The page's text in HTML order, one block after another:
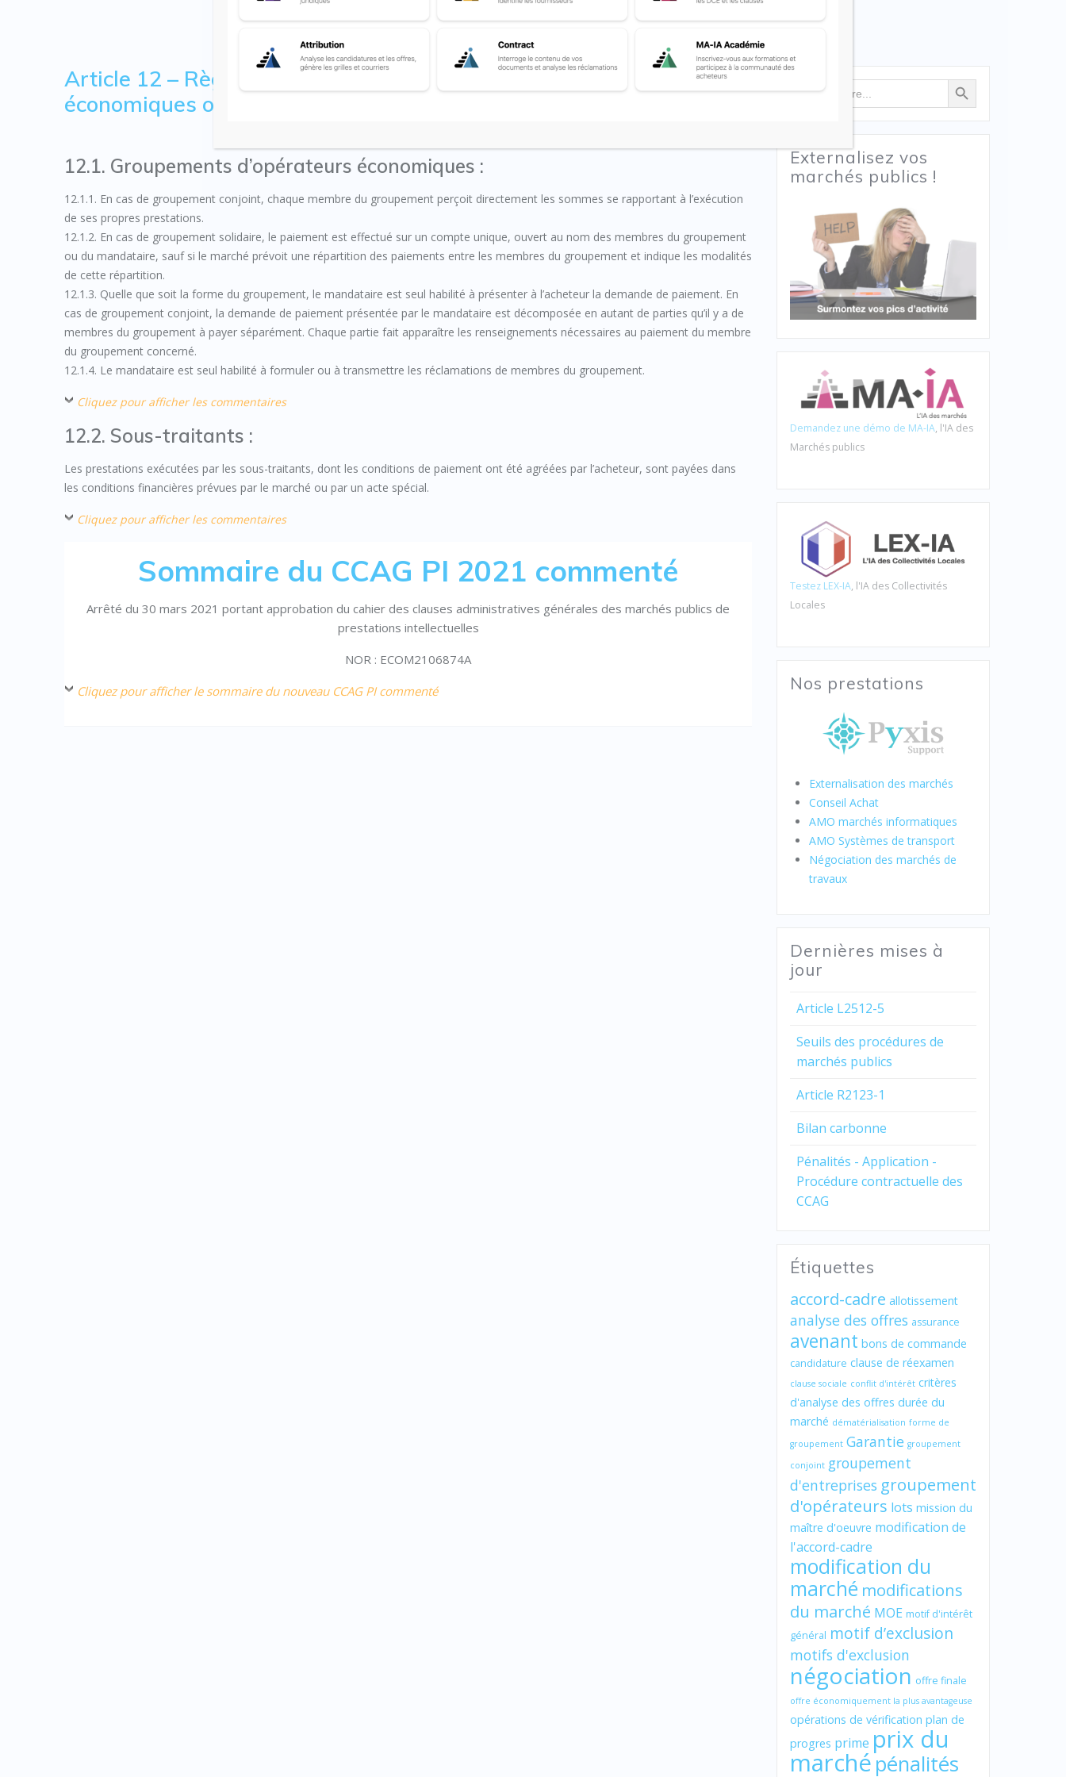
Article 12 – Règlement en cas de groupement d’opérateurs
économiques ou de sous-traitance
12.1. Groupements d’opérateurs économiques :
12.1.1. En cas de groupement conjoint, chaque membre du groupement perçoit directement les sommes se rapportant à l’exécution
de ses propres prestations.
12.1.2. En cas de groupement solidaire, le paiement est effectué sur un compte unique, ouvert au nom des membres du groupement
ou du mandataire, sauf si le marché prévoit une répartition des paiements entre les membres du groupement et indique les modalités
de cette répartition.
12.1.3. Quelle que soit la forme du groupement, le mandataire est seul habilité à présenter à l’acheteur la demande de paiement. En
cas de groupement conjoint, la demande de paiement présentée par le mandataire est décomposée en autant de parties qu’il y a de
membres du groupement à payer séparément. Chaque partie fait apparaître les renseignements nécessaires au paiement du membre
du groupement concerné.
12.1.4. Le mandataire est seul habilité à formuler ou à transmettre les réclamations de membres du groupement.
Cliquez pour afficher les commentaires
12.2. Sous-traitants :
Les prestations exécutées par les sous-traitants, dont les conditions de paiement ont été agréées par l’acheteur, sont payées dans
les conditions financières prévues par le marché ou par un acte spécial.
Cliquez pour afficher les commentaires
Sommaire du CCAG PI 2021 commenté
Arrêté du 30 mars 2021 portant approbation du cahier des clauses administratives générales des marchés publics de
prestations intellectuelles
NOR : ECOM2106874A
Cliquez pour afficher le sommaire du nouveau CCAG PI commenté
for:
Search Button
Externalisez vos
marchés publics !
Demandez une démo de MA-IA, l'IA des
Marchés publics
Testez LEX-IA, l'IA des Collectivités
Locales
Nos prestations
Externalisation des marchés
Conseil Achat
AMO marchés informatiques
AMO Systèmes de transport
Négociation des marchés de
travaux
Dernières mises à
jour
Article L2512-5
Seuils des procédures de
marchés publics
Article R2123-1
Bilan carbonne
Pénalités - Application -
Procédure contractuelle des
CCAG
Étiquettes
accord-cadre allotissement
analyse des offres assurance
avenant bons de commande
candidature clause de réexamen
clause sociale conflit d'intérêt critères
d'analyse des offres durée du
marché dématérialisation forme de
groupement Garantie groupement
conjoint groupement
d'entreprises groupement
d'opérateurs lots mission du
maître d'oeuvre modification de
l'accord-cadre
modification du
marché modifications
du marché MOE motif d'intérêt
général motif d’exclusion
motifs d'exclusion
négociation offre finale
offre économiquement la plus avantageuse
opérations de vérification plan de
progres prime prix du
marché pénalités